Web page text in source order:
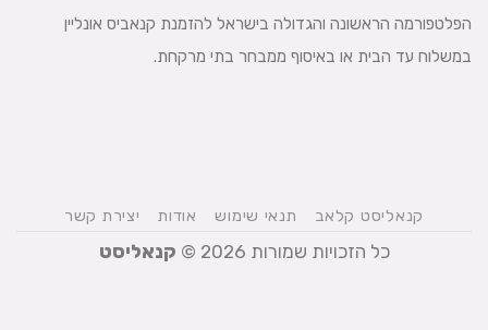
הפלטפורמה הראשונה והגדולה בישראל להזמנת קנאביס אונליין
במשלוח עד הבית או באיסוף ממבחר בתי מרקחת.
קנאליסט קלאב תנאי שימוש אודות יצירת קשר
כל הזכויות שמורות 2026 © קנאליסט